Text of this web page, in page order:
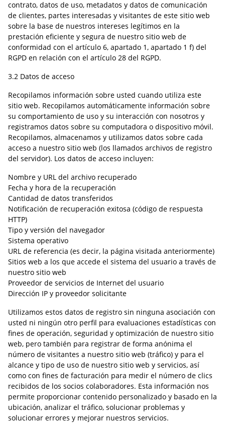
contrato, datos de uso, metadatos y datos de comunicación
de clientes, partes interesadas y visitantes de este sitio web
sobre la base de nuestros intereses legítimos en la
prestación eficiente y segura de nuestro sitio web de
conformidad con el artículo 6, apartado 1, apartado 1 f) del
RGPD en relación con el artículo 28 del RGPD.
3.2 Datos de acceso
Recopilamos información sobre usted cuando utiliza este
sitio web. Recopilamos automáticamente información sobre
su comportamiento de uso y su interacción con nosotros y
registramos datos sobre su computadora o dispositivo móvil.
Recopilamos, almacenamos y utilizamos datos sobre cada
acceso a nuestro sitio web (los llamados archivos de registro
del servidor). Los datos de acceso incluyen:
Nombre y URL del archivo recuperado
Fecha y hora de la recuperación
Cantidad de datos transferidos
Notificación de recuperación exitosa (código de respuesta
HTTP)
Tipo y versión del navegador
Sistema operativo
URL de referencia (es decir, la página visitada anteriormente)
Sitios web a los que accede el sistema del usuario a través de
nuestro sitio web
Proveedor de servicios de Internet del usuario
Dirección IP y proveedor solicitante
Utilizamos estos datos de registro sin ninguna asociación con
usted ni ningún otro perfil para evaluaciones estadísticas con
fines de operación, seguridad y optimización de nuestro sitio
web, pero también para registrar de forma anónima el
número de visitantes a nuestro sitio web (tráfico) y para el
alcance y tipo de uso de nuestro sitio web y servicios, así
como con fines de facturación para medir el número de clics
recibidos de los socios colaboradores. Esta información nos
permite proporcionar contenido personalizado y basado en la
ubicación, analizar el tráfico, solucionar problemas y
solucionar errores y mejorar nuestros servicios.